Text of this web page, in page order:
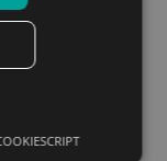
progresiva